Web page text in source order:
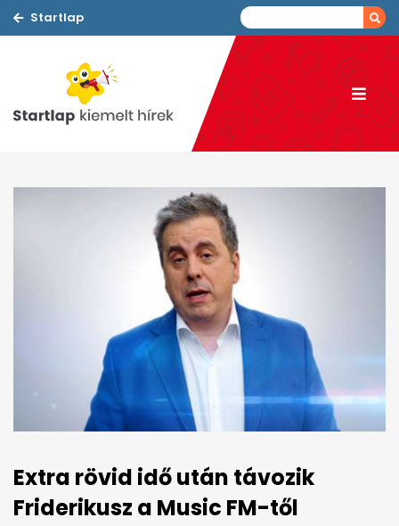
Startlap
Extra rövid idő után távozik
Friderikusz a Music FM-től